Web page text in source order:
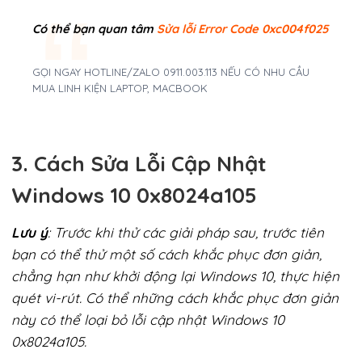
Có thể bạn quan tâm Sửa lỗi Error Code 0xc004f025
GỌI NGAY HOTLINE/ZALO 0911.003.113 NẾU CÓ NHU CẦU
MUA LINH KIỆN LAPTOP, MACBOOK
3. Cách Sửa Lỗi Cập Nhật
Windows 10 0x8024a105
Lưu ý: Trước khi thử các giải pháp sau, trước tiên
bạn có thể thử một số cách khắc phục đơn giản,
chẳng hạn như khởi động lại Windows 10, thực hiện
quét vi-rút. Có thể những cách khắc phục đơn giản
này có thể loại bỏ lỗi cập nhật Windows 10
0x8024a105.